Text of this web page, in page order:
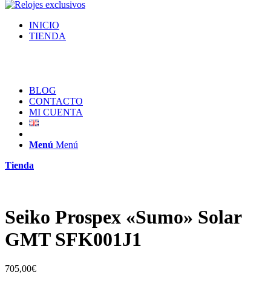
INICIO
TIENDA
BLOG
CONTACTO
MI CUENTA
Menú Menú
Tienda
Seiko Prospex «Sumo» Solar
GMT SFK001J1
705,00€